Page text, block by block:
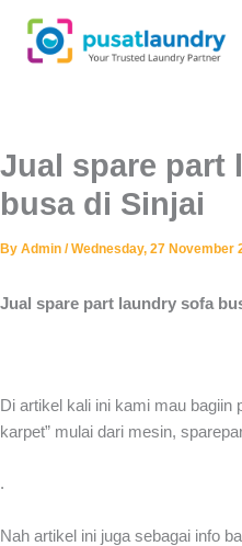
content
Jual spare part
busa di Sinjai
By Admin /Wednesday, 27 November
Jual spare part laundry sofa
Di artikel kali ini kami mau bagiin
karpet” mulai dari mesin,
.
Nah artikel ini juga sebagai info